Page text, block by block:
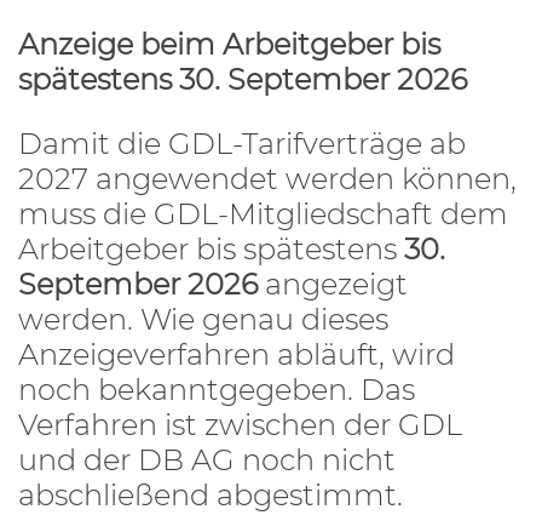
Anzeige beim Arbeitgeber bis
spätestens 30. September 2026
Damit die GDL-Tarifverträge ab
2027 angewendet werden können,
muss die GDL-Mitgliedschaft dem
Arbeitgeber bis spätestens 30.
September 2026angezeigt
werden. Wie genau dieses
Anzeigeverfahren abläuft, wird
noch bekanntgegeben. Das
Verfahren ist zwischen der GDL
und der DB AG noch nicht
abschließend abgestimmt.